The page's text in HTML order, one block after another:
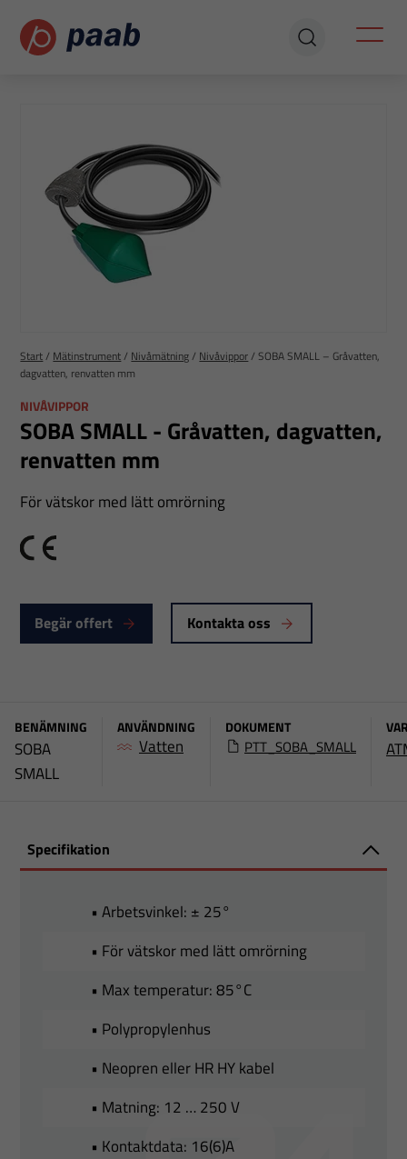
Start/ Mätinstrument/ Nivåmätning/ Nivåvippor/SOBA SMALL – Gråvatten,
dagvatten, renvatten mm
NIVÅVIPPOR
SOBA SMALL - Gråvatten, dagvatten,
renvatten mm
För vätskor med lätt omrörning
CE
Begär offert Kontakta oss
BENÄMNING
SOBA
SMALL
ANVÄNDNING
Vatten
DOKUMENT
PTT_SOBA_SMALL
Specifikation
• Arbetsvinkel: ± 25°
• För vätskor med lätt omrörning
• Max temperatur: 85°C
• Polypropylenhus
• Neopren eller HR HY kabel
• Matning: 12 … 250 V
• Kontaktdata: 16(6)A